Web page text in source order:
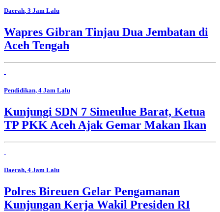
Daerah, 3 Jam Lalu
Wapres Gibran Tinjau Dua Jembatan di
Aceh Tengah
Pendidikan, 4 Jam Lalu
Kunjungi SDN 7 Simeulue Barat, Ketua
TP PKK Aceh Ajak Gemar Makan Ikan
Daerah, 4 Jam Lalu
Polres Bireuen Gelar Pengamanan
Kunjungan Kerja Wakil Presiden RI